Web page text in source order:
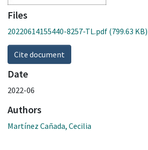
Files
20220614155440-8257-TL.pdf (799.63 KB)
Cite document
Date
2022-06
Authors
Martínez Cañada, Cecilia